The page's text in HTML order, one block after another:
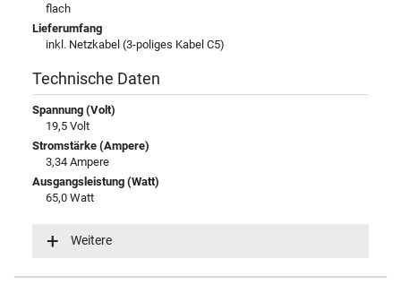
flach
Lieferumfang
inkl. Netzkabel (3-poliges Kabel C5)
Technische Daten
Spannung (Volt)
19,5 Volt
Stromstärke (Ampere)
3,34 Ampere
Ausgangsleistung (Watt)
65,0 Watt
100-240V / 50-60Hz
Weitere